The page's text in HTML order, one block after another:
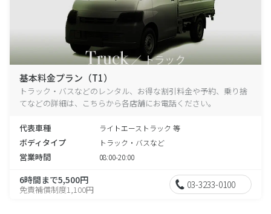
基本料金プラン（T1）
トラック・バスなどのレンタル、お得な割引料金や予約、乗り捨
てなどの詳細は、こちらから各店舗にお電話ください。
代表車種 ライトエーストラック 等
ボディタイプ トラック・バスなど
営業時間 08:00-20:00
6時間まで5,500円
免責補償制度1,100円 03-3233-0100